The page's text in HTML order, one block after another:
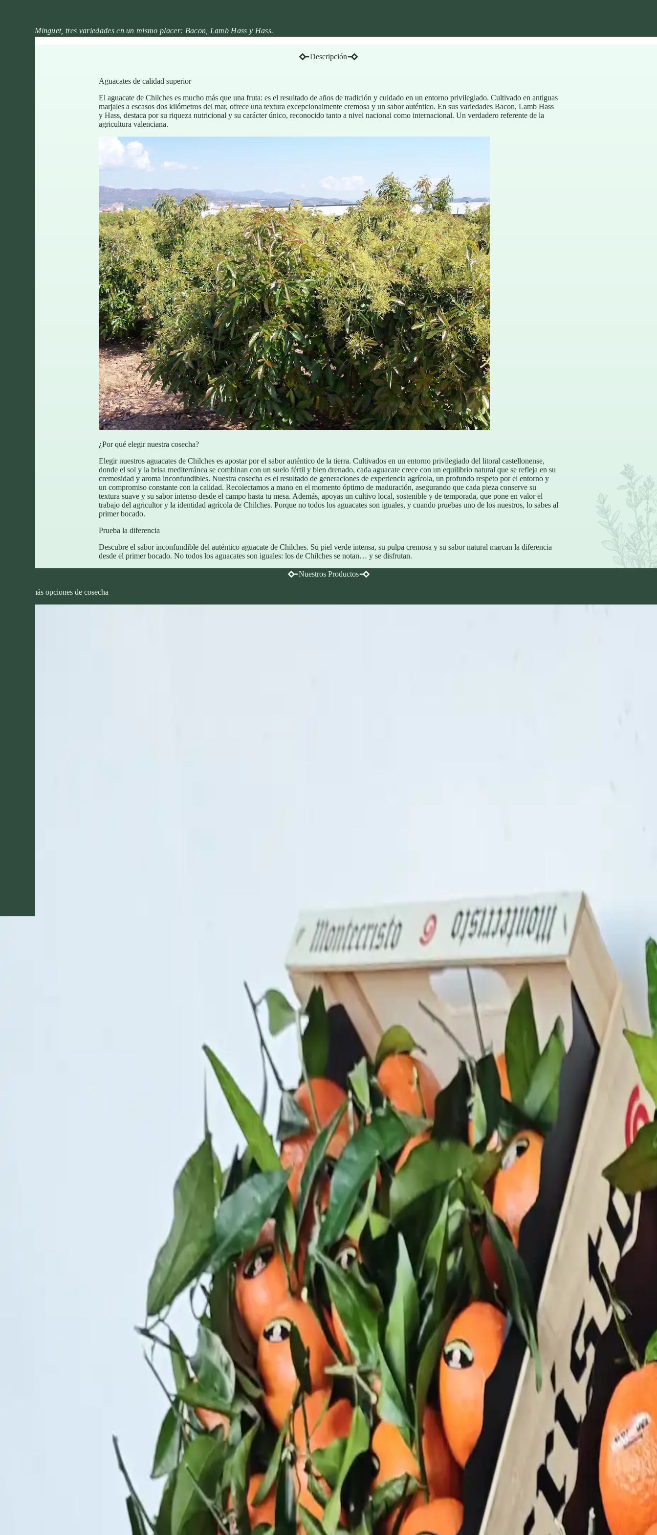
En Frutas Minguet, tres variedades en un mismo placer: Bacon, Lamb Hass y Hass.
Descripción
Aguacates de calidad superior
El aguacate de Chilches es mucho más que una fruta: es el resultado de años de tradición y cuidado en un entorno privilegiado. Cultivado en antiguas
marjales a escasos dos kilómetros del mar, ofrece una textura excepcionalmente cremosa y un sabor auténtico. En sus variedades Bacon, Lamb Hass
y Hass, destaca por su riqueza nutricional y su carácter único, reconocido tanto a nivel nacional como internacional. Un verdadero referente de la
agricultura valenciana.
¿Por qué elegir nuestra cosecha?
Elegir nuestros aguacates de Chilches es apostar por el sabor auténtico de la tierra. Cultivados en un entorno privilegiado del litoral castellonense,
donde el sol y la brisa mediterránea se combinan con un suelo fértil y bien drenado, cada aguacate crece con un equilibrio natural que se refleja en su
cremosidad y aroma inconfundibles. Nuestra cosecha es el resultado de generaciones de experiencia agrícola, un profundo respeto por el entorno y
un compromiso constante con la calidad. Recolectamos a mano en el momento óptimo de maduración, asegurando que cada pieza conserve su
textura suave y su sabor intenso desde el campo hasta tu mesa. Además, apoyas un cultivo local, sostenible y de temporada, que pone en valor el
trabajo del agricultor y la identidad agrícola de Chilches. Porque no todos los aguacates son iguales, y cuando pruebas uno de los nuestros, lo sabes al
primer bocado.
Prueba la diferencia
Descubre el sabor inconfundible del auténtico aguacate de Chilches. Su piel verde intensa, su pulpa cremosa y su sabor natural marcan la diferencia
desde el primer bocado. No todos los aguacates son iguales: los de Chilches se notan… y se disfrutan.
Nuestros Productos
Descubra más opciones de cosecha